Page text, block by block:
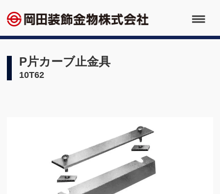
P片カーブ止金具
10T62